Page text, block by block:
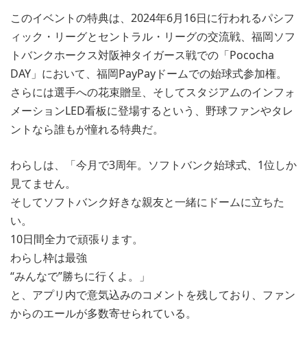
このイベントの特典は、2024年6月16日に行われるパシフ
ィック・リーグとセントラル・リーグの交流戦、福岡ソフ
トバンクホークス対阪神タイガース戦での「Pococha
DAY」において、福岡PayPayドームでの始球式参加権。
さらには選手への花束贈呈、そしてスタジアムのインフォ
メーションLED看板に登場するという、野球ファンやタレ
ントなら誰もが憧れる特典だ。
わらしは、「今月で3周年。ソフトバンク始球式、1位しか
見てません。
そしてソフトバンク好きな親友と一緒にドームに立ちた
い。
10日間全力で頑張ります。
わらし枠は最強
“みんなで”勝ちに行くよ。」
と、アプリ内で意気込みのコメントを残しており、ファン
からのエールが多数寄せられている。